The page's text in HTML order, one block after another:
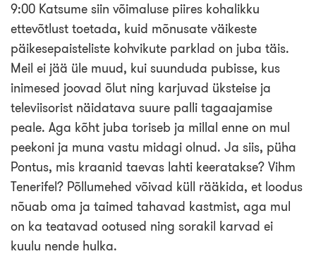
9:00 Katsume siin võimaluse piires kohalikku
ettevõtlust toetada, kuid mõnusate väikeste
päikesepaisteliste kohvikute parklad on juba täis.
Meil ei jää üle muud, kui suunduda pubisse, kus
inimesed joovad õlut ning karjuvad üksteise ja
televiisorist näidatava suure palli tagaajamise
peale. Aga kõht juba toriseb ja millal enne on mul
peekoni ja muna vastu midagi olnud. Ja siis, püha
Pontus, mis kraanid taevas lahti keeratakse? Vihm
Tenerifel? Põllumehed võivad küll rääkida, et loodus
nõuab oma ja taimed tahavad kastmist, aga mul
on ka teatavad ootused ning sorakil karvad ei
kuulu nende hulka.